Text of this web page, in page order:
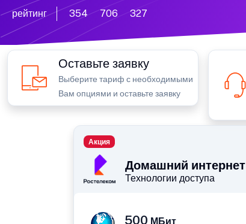
рейтинг 354 706 327
Оставьте заявку
Выберите тариф с необходимыми
Вам опциями и оставьте заявку
Домашний интернет
Технологии доступа
Акция
500 МБит